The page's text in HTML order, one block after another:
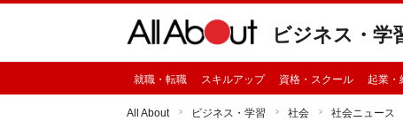
ビジネス・学
就職・転職 スキルアップ 資格・スクール 起業・
All About ビジネス・学習 社会 社会ニュース